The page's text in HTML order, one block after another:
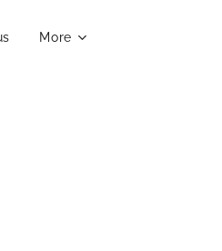
More